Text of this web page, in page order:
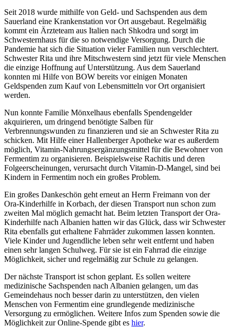
Seit 2018 wurde mithilfe von Geld- und Sachspenden aus dem
Sauerland eine Krankenstation vor Ort ausgebaut. Regelmäßig
kommt ein Ärzteteam aus Italien nach Shkodra und sorgt im
Schwesternhaus für die so notwendige Versorgung. Durch die
Pandemie hat sich die Situation vieler Familien nun verschlechtert.
Schwester Rita und ihre Mitschwestern sind jetzt für viele Menschen
die einzige Hoffnung auf Unterstützung. Aus dem Sauerland
konnten mi Hilfe von BOW bereits vor einigen Monaten
Geldspenden zum Kauf von Lebensmitteln vor Ort organisiert
werden.
Nun konnte Familie Mönxelhaus ebenfalls Spendengelder
akquirieren, um dringend benötigte Salben für
Verbrennungswunden zu finanzieren und sie an Schwester Rita zu
schicken. Mit Hilfe einer Hallenberger Apotheke war es außerdem
möglich, Vitamin-Nahrungsergänzungsmittel für die Bewohner von
Fermentim zu organisieren. Beispielsweise Rachitis und deren
Folgeerscheinungen, verursacht durch Vitamin-D-Mangel, sind bei
Kindern in Fermentim noch ein großes Problem.
Ein großes Dankeschön geht erneut an Herrn Freimann von der
Ora-Kinderhilfe in Korbach, der diesen Transport nun schon zum
zweiten Mal möglich gemacht hat. Beim letzten Transport der Ora-
Kinderhilfe nach Albanien hatten wir das Glück, dass wir Schwester
Rita ebenfalls gut erhaltene Fahrräder zukommen lassen konnten.
Viele Kinder und Jugendliche leben sehr weit entfernt und haben
einen sehr langen Schulweg. Für sie ist ein Fahrrad die einzige
Möglichkeit, sicher und regelmäßig zur Schule zu gelangen.
Der nächste Transport ist schon geplant. Es sollen weitere
medizinische Sachspenden nach Albanien gelangen, um das
Gemeindehaus noch besser darin zu unterstützen, den vielen
Menschen von Fermentim eine grundlegende medizinische
Versorgung zu ermöglichen. Weitere Infos zum Spenden sowie die
Möglichkeit zur Online-Spende gibt es hier.